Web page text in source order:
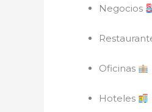
Negocios
Oficinas
Hoteles